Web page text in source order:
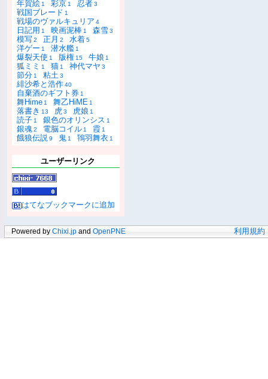
年賀絵 1 彩京 1 忍者3
戦国ブレード 1
戦場のヴァルキュリア 4
日記用 1 映画泥棒 1 森雪3
模写2 正月 2 水着5
洋ゲー 1 潜水艦 1
爆裂天使 1 版権 15 牛娘 1
狐ミミ 1 猫 1 神代マヤ 3
節分 1 粘土3
緋沙希と浩作40
自棄酒のギフト券 1
舞Hime 1 舞乙HiME 1
落書き 13 虎3 虎娘 1
読子 1 銀色のオリンシス 1
銀魂2 電脳コイル 1 霞 1
餓狼伝説9 鬼 1 鴇羽舞衣 1
ユーザーリンク
はてなブックマークに追加
Powered by Chixi.jp and OpenPNE 利用規約